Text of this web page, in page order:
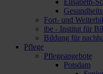
Fort- und
ibe - Institut für
Bildung für
Pflege
Pflegeangebote
Potsdam